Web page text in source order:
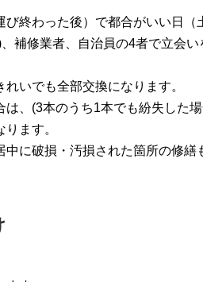
び終わった後）で都合がいい日
補修業者、自治員の4者で立会
いでも全部交換になります。
、(3本のうち1本でも紛失した
ます。
に破損・汚損された箇所の修繕